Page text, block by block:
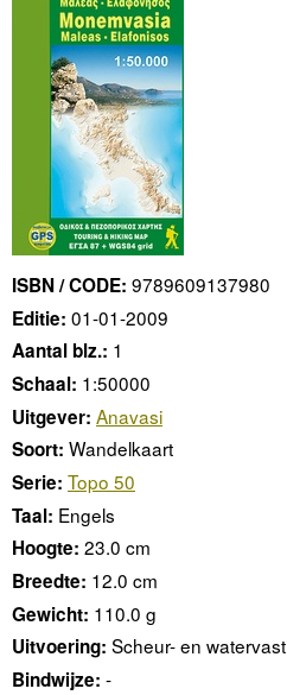
ISBN / CODE: 9789609137980
Editie: 01-01-2009
Aantal blz.: 1
Schaal: 1:50000
Uitgever: Anavasi
Soort: Wandelkaart
Serie: Topo 50
Taal: Engels
Hoogte: 23.0 cm
Breedte: 12.0 cm
Gewicht: 110.0 g
Uitvoering: Scheur- en watervast
Bindwijze: -